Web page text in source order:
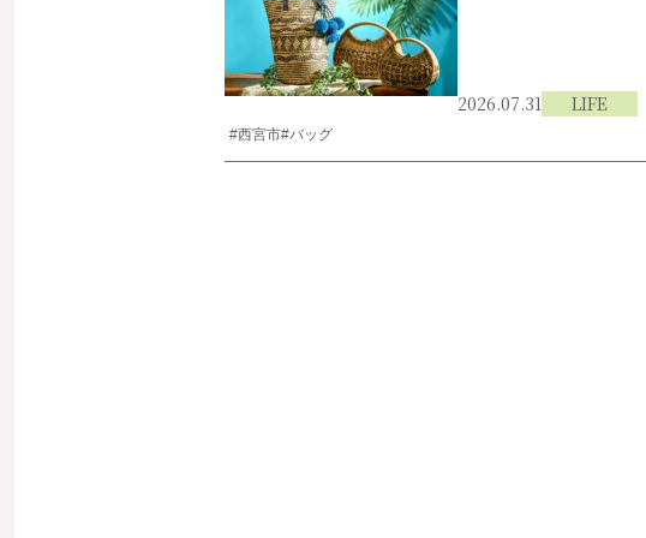
2026.07.31 LIFE
#西宮市#バッグ